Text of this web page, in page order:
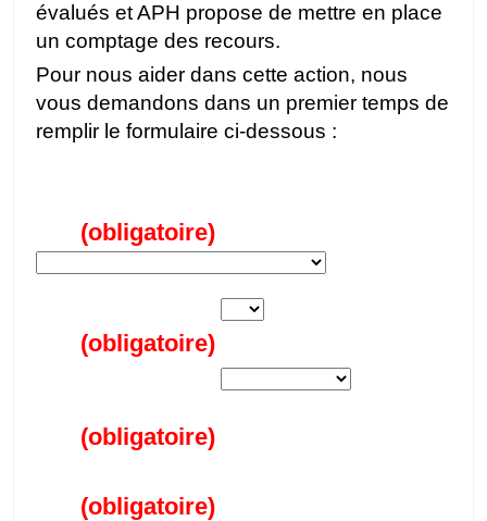
évalués et APH propose de mettre en place
un comptage des recours.
Pour nous aider dans cette action, nous
vous demandons dans un premier temps de
remplir le formulaire ci-dessous :
(obligatoire)
(obligatoire)
(obligatoire)
(obligatoire)